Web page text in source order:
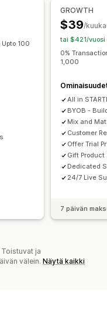
Kiinteä hinnoittelu
APIt ja webhookit
100
GROWTH
$39/
tai $421/vuosi
0%
1,000
All in
BYOB -
Mix and
Customer
Offer Trial
Gift Product
Dedicated
24/7 Live
7 päivän
ja
välein. Näytä kaikki